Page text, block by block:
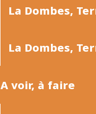
La Dombes,
La Dombes,
A voir, à faire